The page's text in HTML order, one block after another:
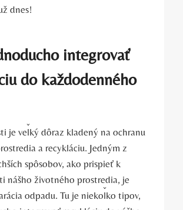
dnes!
integrovať
do každodenného
je veľký dôraz kladený na ochranu
a recykláciu. Jedným z
spôsobov, ako prispieť k
nášho životného prostredia, je
odpadu. Tu je niekoľko tipov,